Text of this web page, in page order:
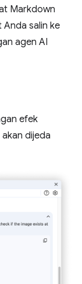
Markdown
salin ke
agen AI
efek
dijeda